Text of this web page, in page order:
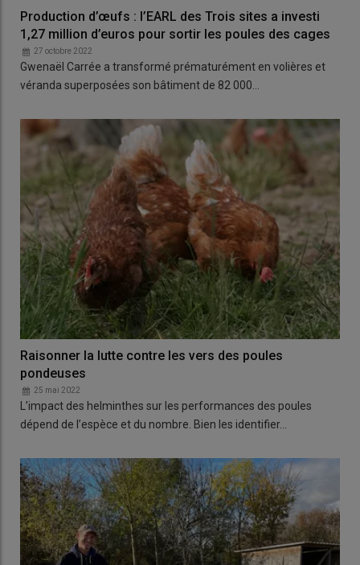
Production d’œufs : l’EARL des Trois sites a investi
1,27 million d’euros pour sortir les poules des cages
27 octobre 2022
Gwenaël Carrée a transformé prématurément en volières et
véranda superposées son bâtiment de 82 000…
Raisonner la lutte contre les vers des poules
pondeuses
25 mai 2022
L’impact des helminthes sur les performances des poules
dépend de l’espèce et du nombre. Bien les identifier…